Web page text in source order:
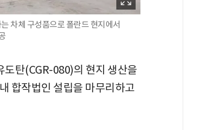
차체 구성품으로 폴란드 현지에서
탄(CGR-080)의 현지 생산을
합작법인 설립을 마무리하고